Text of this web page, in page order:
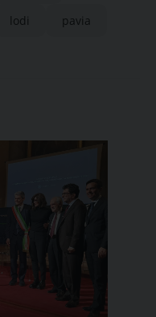
lodi pavia